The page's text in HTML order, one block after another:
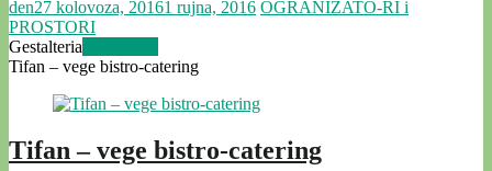
den27 kolovoza, 20161 rujna, 2016 OGRANIZATO-RI i
PROSTORI
Gestalteria
Tifan – vege bistro-catering
Tifan – vege bistro-catering